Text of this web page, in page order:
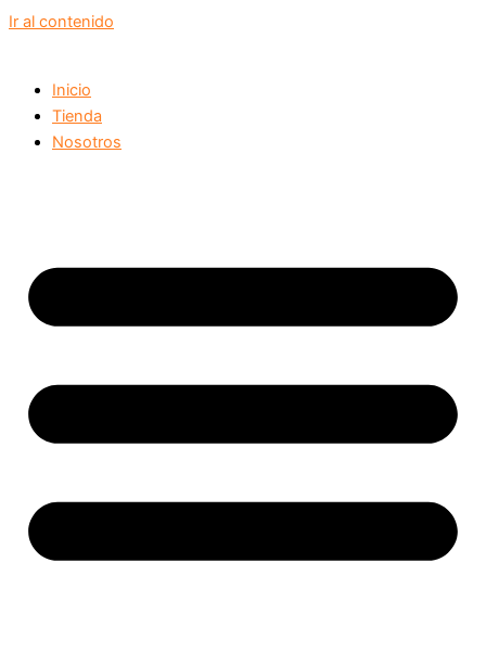
Ir al contenido
Inicio
Tienda
Nosotros